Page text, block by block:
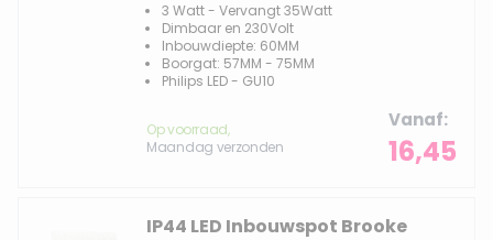
3 Watt - Vervangt 35Watt
Dimbaar en 230Volt
Inbouwdiepte: 60MM
Boorgat: 57MM - 75MM
Philips LED - GU10
Op voorraad,
Maandag verzonden
Vanaf
16,45
IP44 LED Inbouwspot Brooke